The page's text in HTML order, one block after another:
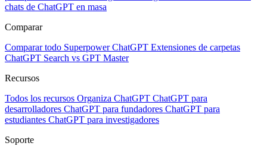
chats de ChatGPT en masa
Comparar
Comparar todo Superpower ChatGPT Extensiones de carpetas
ChatGPT Search vs GPT Master
Recursos
Todos los recursos Organiza ChatGPT ChatGPT para
desarrolladores ChatGPT para fundadores ChatGPT para
estudiantes ChatGPT para investigadores
Soporte